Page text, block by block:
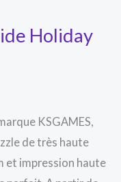
Holiday
KSGAMES,
de très haute
et impression haute